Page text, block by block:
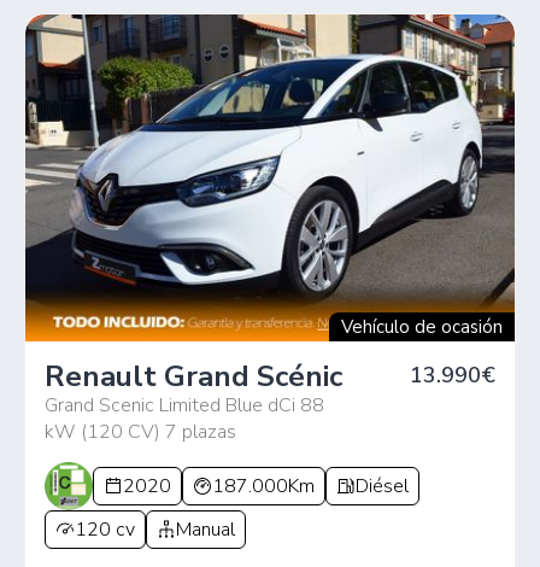
Vehículo de ocasión
Renault Grand Scénic
Grand Scenic Limited Blue dCi 88
kW (120 CV) 7 plazas
13.990€
2020 187.000Km
Diésel
120 cv
Manual